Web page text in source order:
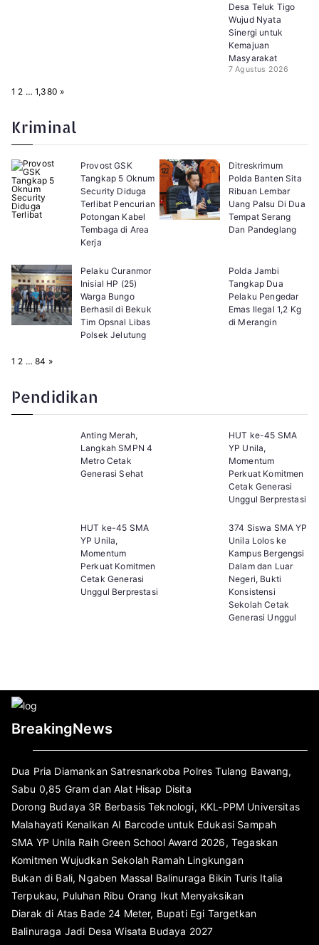
Desa Teluk Tigo
Wujud Nyata
Sinergi untuk
Kemajuan
Masyarakat
7 Agustus 2026
P
:
1 2 … 1,380 N
»
Kriminal
Provost GSK
Tangkap 5 Oknum
Security Diduga
Terlibat Pencurian
Potongan Kabel
Tembaga di Area
Kerja
Ditreskrimum
Polda Banten Sita
Ribuan Lembar
Uang Palsu Di Dua
Tempat Serang
Dan Pandeglang
Pelaku Curanmor
Inisial HP (25)
Warga Bungo
Berhasil di Bekuk
Tim Opsnal Libas
Polsek Jelutung
Polda Jambi
Tangkap Dua
Pelaku Pengedar
Emas Ilegal 1,2 Kg
di Merangin
P
:
1 2 … 84 N
»
Pendidikan
Anting Merah,
Langkah SMPN 4
Metro Cetak
Generasi Sehat
HUT ke-45 SMA
YP Unila,
Momentum
Perkuat Komitmen
Cetak Generasi
Unggul Berprestasi
HUT ke-45 SMA
YP Unila,
Momentum
Perkuat Komitmen
Cetak Generasi
Unggul Berprestasi
374 Siswa SMA YP
Unila Lolos ke
Kampus Bergengsi
Dalam dan Luar
Negeri, Bukti
Konsistensi
Sekolah Cetak
Generasi Unggul
BreakingNews
Dua Pria Diamankan Satresnarkoba Polres Tulang Bawang,
Sabu 0,85 Gram dan Alat Hisap Disita
Dorong Budaya 3R Berbasis Teknologi, KKL-PPM Universitas
Malahayati Kenalkan AI Barcode untuk Edukasi Sampah
SMA YP Unila Raih Green School Award 2026, Tegaskan
Komitmen Wujudkan Sekolah Ramah Lingkungan
Bukan di Bali, Ngaben Massal Balinuraga Bikin Turis Italia
Terpukau, Puluhan Ribu Orang Ikut Menyaksikan
Diarak di Atas Bade 24 Meter, Bupati Egi Targetkan
Balinuraga Jadi Desa Wisata Budaya 2027